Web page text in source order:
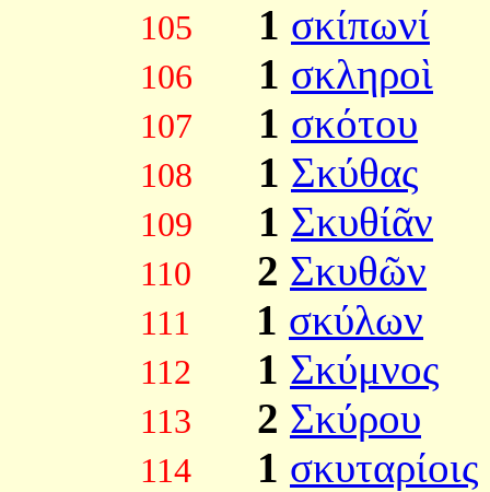
105 1 σκίπωνί
106 1 σκληροὶ
107 1 σκότου
108 1 Σκύθας
109 1 Σκυθίᾶν
110 2 Σκυθῶν
111 1 σκύλων
112 1 Σκύμνος
113 2 Σκύρου
114 1 σκυταρίοις